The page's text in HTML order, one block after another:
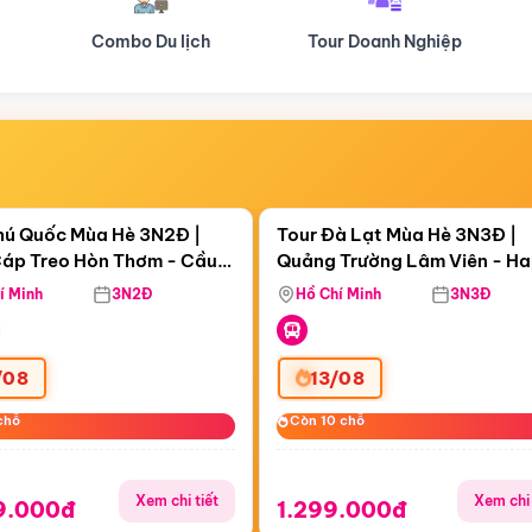
Tour Doanh Nghiệp Du lịch Hành Hương
02:28:08
Treo Hòn Thơm
Quốc Mùa Hè 3N2Đ |
Treo Hòn Thơm - Cầu
Viên Nước Aquatopia
Minh 3N2Đ
Xem chi tiết
Còn06 ngày 02:28:08
Tour Đà Lạt Mùa Hè 3N3Đ |
Quảng Trường Lâm Viên -
Hill - Puppy Farm
Hồ Chí Minh 3N3Đ
13/08
Còn 10 chỗ
Còn 10 chỗ
1.299.000đ Xem